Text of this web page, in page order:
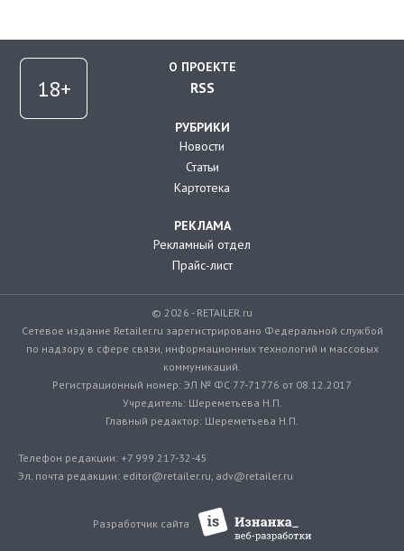
О ПРОЕКТЕ
RSS
РУБРИКИ
Новости
Статьи
Картотека
РЕКЛАМА
Рекламный отдел
Прайс-лист
© 2026 - RETAILER.ru
Сетевое издание Retailer.ru зарегистрировано Федеральной службой
по надзору в сфере связи, информационных технологий и массовых
коммуникаций.
Регистрационный номер: ЭЛ № ФС 77-71776 от 08.12.2017
Учредитель: Шереметьева Н.П.
Главный редактор: Шереметьева Н.П.
Телефон редакции: +7 999 217-32-45
Эл. почта редакции: editor@retailer.ru, adv@retailer.ru
Разработчик сайта